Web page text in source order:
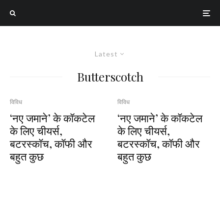
Latest
Butterscotch
विविध
‘नए जमाने’ के कॉकटेल
के लिए चीयर्स,
बटरस्कॉच, कॉफी और
बहुत कुछ
विविध
‘नए जमाने’ के कॉकटेल
के लिए चीयर्स,
बटरस्कॉच, कॉफी और
बहुत कुछ